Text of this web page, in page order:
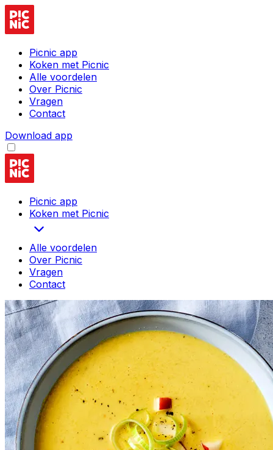
Picnic app
Koken met Picnic
Alle voordelen
Over Picnic
Vragen
Contact
Download app
Picnic app
Koken met Picnic
Alle voordelen
Over Picnic
Vragen
Contact